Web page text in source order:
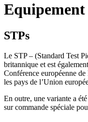
Equipement
STPs
Le STP – (Standard Test
britannique et est
Conférence européenne
les pays de l’Union
En outre, une variante a
sur commande spéciale